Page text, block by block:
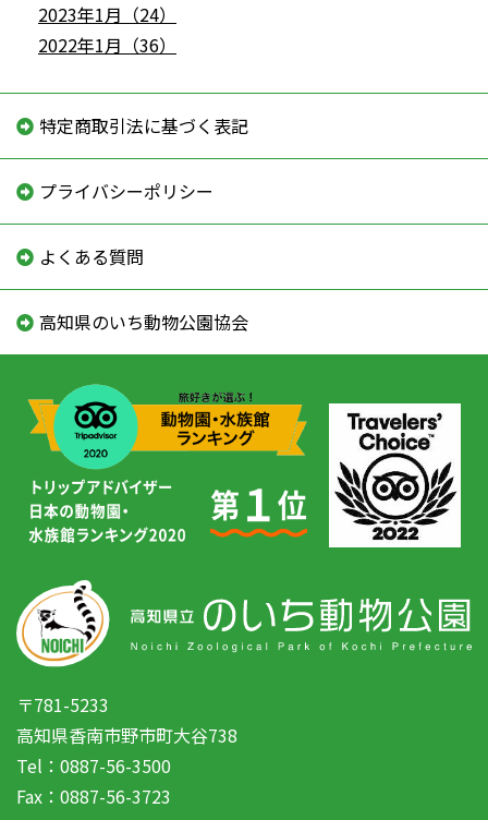
2023年1月（24）
2022年1月（36）
特定商取引法に基づく表記
プライバシーポリシー
よくある質問
高知県のいち動物公園協会
〒781-5233
高知県香南市野市町大谷738
Tel：0887-56-3500
Fax：0887-56-3723